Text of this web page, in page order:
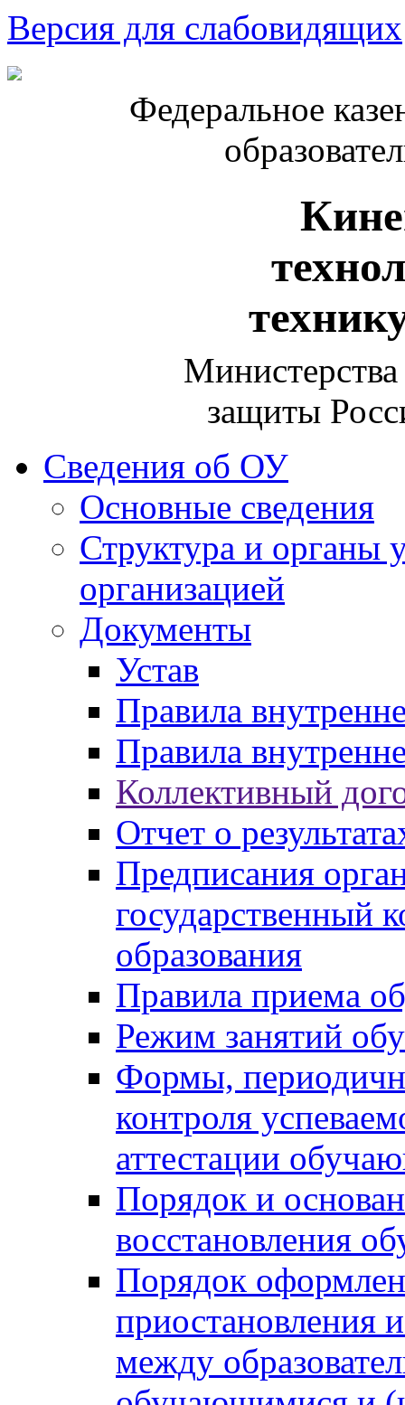
Версия для слабовидящих
Федеральное
защиты
Сведения об ОУ
Основные сведения
Структура и органы
организацией
Документы
Устав
Правила
Правила
Коллективный
Отчет о
Предписания
государственный
образования
Правила приема
Режим занятий
Формы,
контроля
аттестации
Порядок и
восстановления
Порядок
приостановления
между